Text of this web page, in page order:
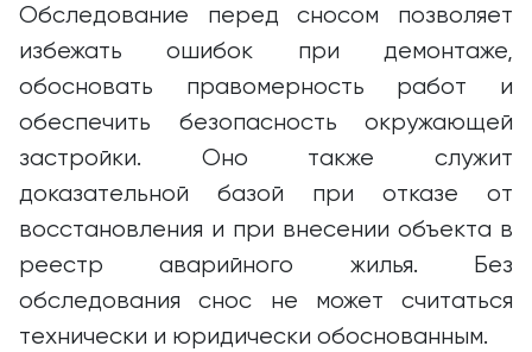
Обследование перед сносом позволяет
избежать ошибок при демонтаже,
обосновать правомерность работ и
обеспечить безопасность окружающей
застройки. Оно также служит
доказательной базой при отказе от
восстановления и при внесении объекта в
реестр аварийного жилья. Без
обследования снос не может считаться
технически и юридически обоснованным.